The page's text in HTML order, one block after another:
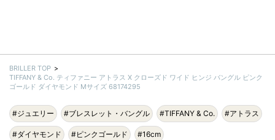
BRILLER TOP
TIFFANY & Co. ティファニー アトラス X クローズド ワイド ヒンジ バングル ピンク
ゴールド ダイヤモンド Mサイズ 68174295
#ジュエリー #ブレスレット・バングル #TIFFANY & Co. #アトラス
#ダイヤモンド #ピンクゴールド #16cm